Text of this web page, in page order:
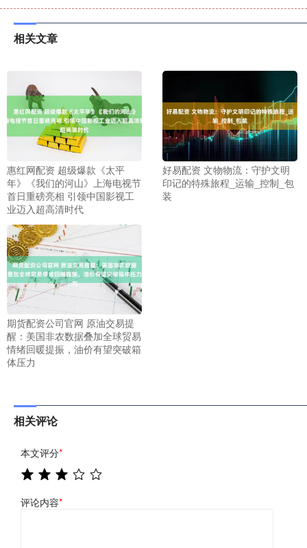
相关文章
惠红网配资 超级爆款《太平
年》《我们的河山》上海电视节
首日重磅亮相 引领中国影视工
业迈入超高清时代
好易配资 文物物流：守护文明
印记的特殊旅程_运输_控制_包
装
期货配资公司官网 原油交易提
醒：美国非农数据叠加全球贸易
情绪回暖提振，油价有望突破箱
体压力
相关评论
本文评分*
评论内容*